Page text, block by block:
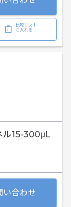
比較リスト
に入れる
15-300μL
い合わせ